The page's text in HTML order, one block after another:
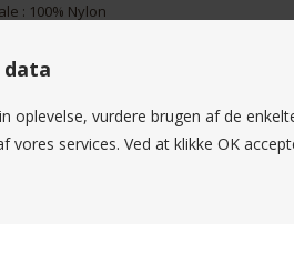
data
oplevelse, vurdere brugen af de
services. Ved at klikke OK
: 100% Nylon
smukke bluse er perfekt til den moderne
Med sin sølvgrå farve og flotte
er lavet af høj kvalitet og behageligt
en flatterende silhuet, der fremhæver
om du skal på kontoret, til en festlig
så er Costamani Agnes Blouse
for et afslappet og cool look, eller